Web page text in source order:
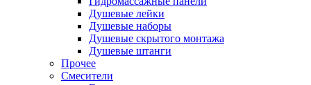
Душевые лейки
Душевые наборы
Душевые скрытого монтажа
Душевые штанги
Прочее
Смесители